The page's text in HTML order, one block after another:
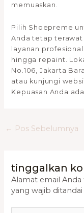
memuaskan.
Pilih Shoepreme
Anda tetap terawat
layanan
hingga repaint.
No.106, Jakarta
atau kunjungi
Kepuasan Anda
← Pos Sebelumnya
tinggalkan
Alamat email
yang wajib ditandai